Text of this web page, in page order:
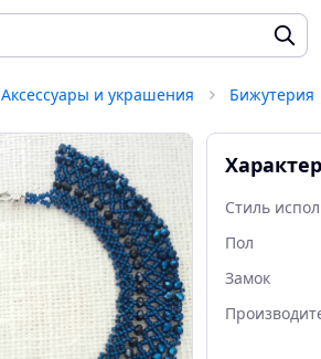
Аксессуары и украшения Бижутерия
Стиль
Пол
Замок